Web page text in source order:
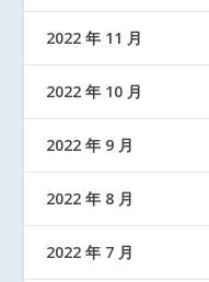
2022 年 11 月
2022 年 10 月
2022 年 9 月
2022 年 8 月
2022 年 7 月